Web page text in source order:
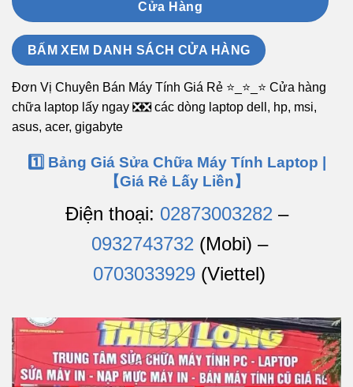
Cửa Hàng
BẤM XEM DANH SÁCH CỬA HÀNG
Đơn Vị Chuyên Bán Máy Tính Giá Rẻ ⭐_⭐_⭐ Cửa hàng
chữa laptop lấy ngay ❎❎ các dòng laptop dell, hp, msi,
asus, acer, gigabyte
1️⃣ Bảng Giá Sửa Chữa Máy Tính Laptop |
【Giá Rẻ Lấy Liền】
Điện thoại: 02873003282 –
0932743732 (Mobi) –
0703033929 (Viettel)